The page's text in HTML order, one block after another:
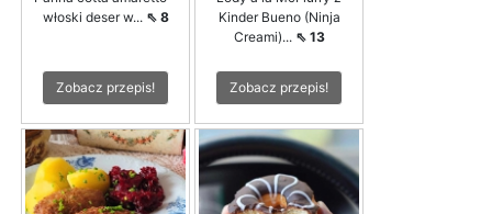
włoski deser w... ⇖ 8
Zobacz przepis!
Kinder Bueno (Ninja
Creami)... ⇖ 13
Zobacz przepis!